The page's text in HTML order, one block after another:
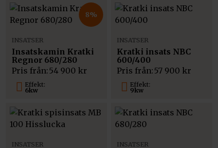
8%
Effekt:
6kw
INSATSER
Insatskamin Kratki
Regnor 680/280
Pris från: 54 900 kr
Effekt:
9kw
INSATSER
Kratki insats NBC
600/400
Pris från: 57 900 kr
INSATSER INSATSER